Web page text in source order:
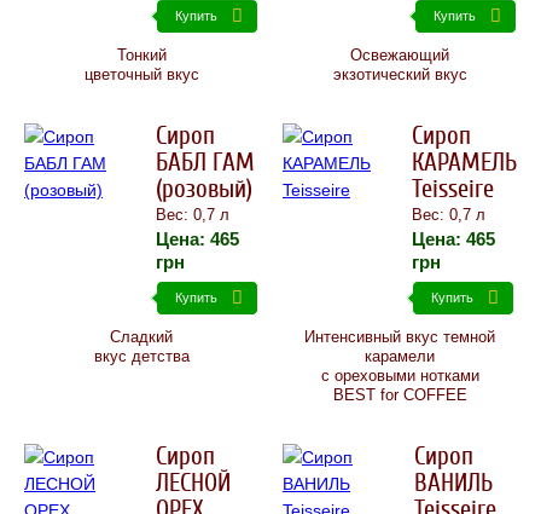
Купить
Тонкий
цветочный вкус
Купить
Освежающий
экзотический вкус
Сироп
БАБЛ ГАМ
(розовый)
Вес: 0,7 л
Цена: 465
грн
Купить
Сладкий
вкус детства
Сироп
КАРАМЕЛЬ
Teisseire
Вес: 0,7 л
Цена: 465
грн
Купить
Интенсивный вкус темной
карамели
с ореховыми нотками
BEST for COFFEE
Сироп
ЛЕСНОЙ
Сироп
ВАНИЛЬ